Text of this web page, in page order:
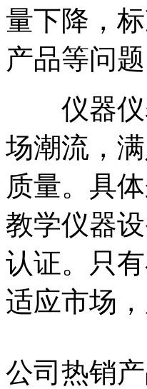
量下降，
产品等问题
仪器仪
场潮流，
质量。具
教学仪器
认证。只
适应市场
公司热销产